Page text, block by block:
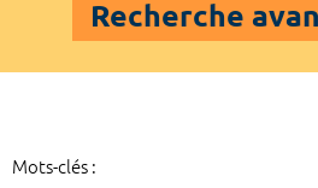
Recherche
Mots-clés :